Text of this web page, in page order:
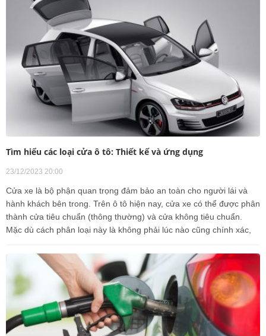
Tìm hiểu các loại cửa ô tô: Thiết kế và ứng dụng
23/12/2023 20:00
Cửa xe là bộ phận quan trọng đảm bảo an toàn cho người lái và
hành khách bên trong. Trên ô tô hiện nay, cửa xe có thể được phân
thành cửa tiêu chuẩn (thông thường) và cửa không tiêu chuẩn.
Mặc dù cách phân loại này là không phải lúc nào cũng chính xác,